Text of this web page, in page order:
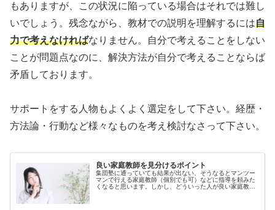
もありますが、この状況に陥っている場合はそれでは難し
いでしょう。残念ながら、教材での説明を理解するには自
力で考えなければなりません。自分で考えることをしない
ことが問題点なのに、解決方法が自分で考えることならば
矛盾しております。
サポートをする人物もよくよく選定をして下さい。経歴・
方法論・行動など様々なものを考え検討なさって下さい。
良い家庭教師を見分けるポイント
集団塾に通っていても結果が出ない、そうなるとマンツー
マンで行える家庭教師（個別でも可）などに指導を頼みた
くなると思います。しかし、どういった人が良い家庭教師